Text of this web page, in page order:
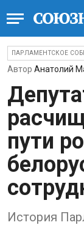
ПАРЛАМЕНТСКОЕ
Автор Анатолий
пути
История